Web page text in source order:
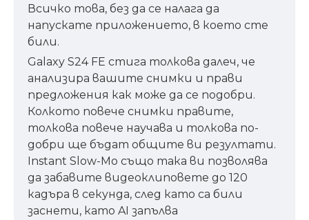
Всичко това, без да се налага да
напускате приложението, в което сте
били.
Galaxy S24 FE стига толкова далеч, че
анализира вашите снимки и прави
предложения как може да се подобри.
Колкото повече снимки правите,
толкова повече научава и толкова по-
добри ще бъдат общите ви резултати.
Instant Slow-Mo също така ви позволява
да забавите видеоклиповете до 120
кадъра в секунда, след като са били
заснети, като AI запълва